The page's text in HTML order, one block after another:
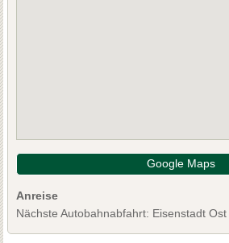
Google Maps
Anreise
Nächste Autobahnabfahrt: Eisenstadt Ost